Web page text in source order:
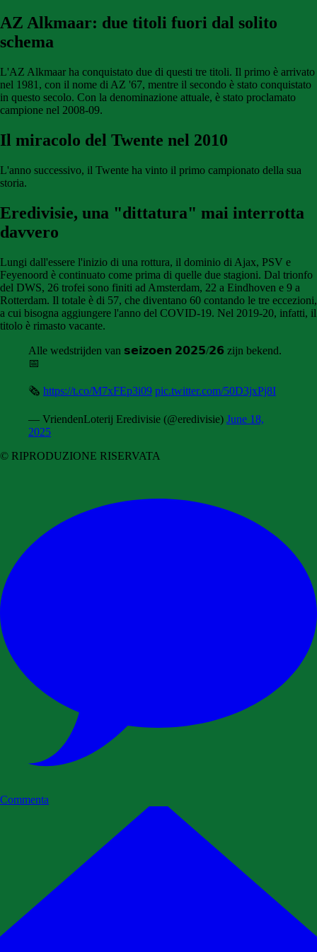
AZ Alkmaar: due titoli fuori dal solito
schema
L'AZ Alkmaar ha conquistato due di questi tre titoli. Il primo è arrivato
nel 1981, con il nome di AZ '67, mentre il secondo è stato conquistato
in questo secolo. Con la denominazione attuale, è stato proclamato
campione nel 2008-09.
Il miracolo del Twente nel 2010
L'anno successivo, il Twente ha vinto il primo campionato della sua
storia.
Eredivisie, una "dittatura" mai interrotta
davvero
Lungi dall'essere l'inizio di una rottura, il dominio di Ajax, PSV e
Feyenoord è continuato come prima di quelle due stagioni. Dal trionfo
del DWS, 26 trofei sono finiti ad Amsterdam, 22 a Eindhoven e 9 a
Rotterdam. Il totale è di 57, che diventano 60 contando le tre eccezioni,
a cui bisogna aggiungere l'anno del COVID-19. Nel 2019-20, infatti, il
titolo è rimasto vacante.
Alle wedstrijden van 𝘀𝗲𝗶𝘇𝗼𝗲𝗻 𝟮𝟬𝟮𝟱/𝟮𝟲 zijn bekend.
📅
🗞 https://t.co/M7xFEp3i09 pic.twitter.com/50D3jxPj8I
— VriendenLoterij Eredivisie (@eredivisie) June 18,
2025
© RIPRODUZIONE RISERVATA
Commenta